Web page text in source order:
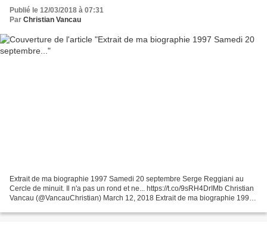
Publié le 12/03/2018 à 07:31
Par Christian Vancau
Extrait de ma biographie 1997 Samedi 20 septembre Serge Reggiani au
Cercle de minuit. Il n'a pas un rond et ne... https://t.co/9sRH4DrIMb Christian
Vancau (@VancauChristian) March 12, 2018 Extrait de ma biographie 1997